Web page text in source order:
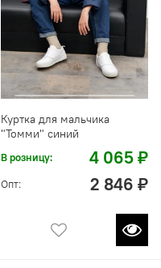
Куртка для мальчика
"Томми" синий
В розницу: 4 065 ₽
Опт: 2 846 ₽